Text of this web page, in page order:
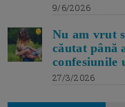
9/6/2026
Nu am vrut
căutat până
confesiunile
27/3/2026